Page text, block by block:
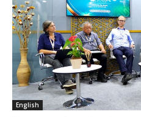
English